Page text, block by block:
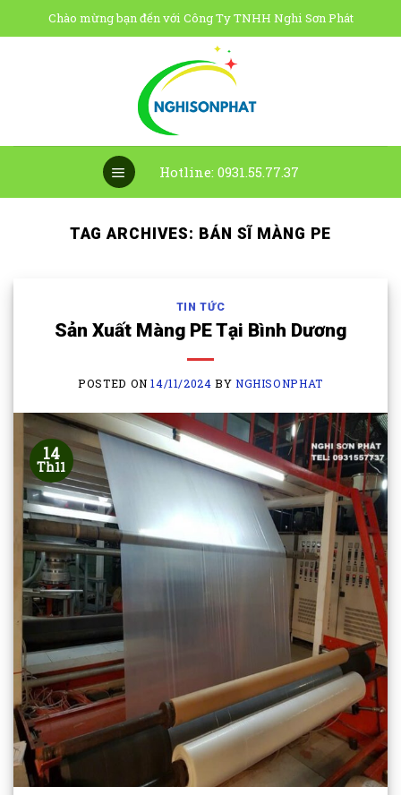
to
Chào mừng bạn đến với Công Ty TNHH Nghi Sơn Phát
Hotline: 0931.55.77.37
TAG ARCHIVES: BÁN SĨ MÀNG PE
TIN TỨC
Sản Xuất Màng PE Tại Bình Dương
POSTED ON14/11/2024 BYNGHISONPHAT
14
Th11